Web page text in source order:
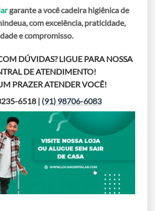
garante a vocêcadeira higiênica de
, com excelência, praticidade,
e compromisso.
DÚVIDAS? LIGUE PARA NOSSA
DE ATENDIMENTO!
PRAZER ATENDER VOCÊ!
6518 | (91) 98706-6083